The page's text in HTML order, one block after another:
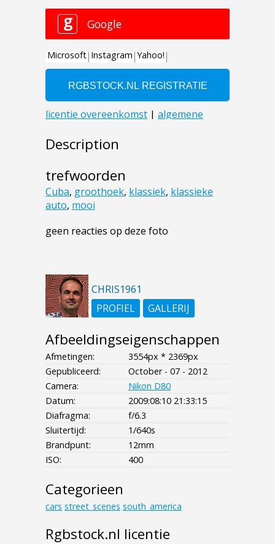
Description
trefwoorden
Cuba, groothoek, klassiek, klassieke
auto, mooi
geen reacties op deze foto
CHRIS1961
PROFIEL
GALLERIJ
Afbeeldingseigenschappen
Afmetingen:
3554px * 2369px
Gepubliceerd:
October - 07 - 2012
Camera:
Nikon D80
Datum:
2009:08:10 21:33:15
Diafragma:
f/6.3
Sluitertijd:
1/640s
Brandpunt:
12mm
ISO:
400
Categorieen
cars street_scenes south_america
Rgbstock.nl licentie